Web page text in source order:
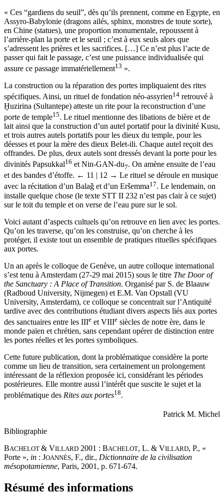
« Ces “gardiens du seuil”, dès qu’ils prennent, comme en Egypte, en
Assyro-Babylonie (dragons ailés, sphinx, monstres de toute sorte),
en Chine (statues), une proportion monumentale, repoussent à
l’arrière-plan la porte et le seuil ; c’est à eux seuls alors que
s’adressent les prières et les sacrifices. […] Ce n’est plus l’acte de
passer qui fait le passage, c’est une puissance individualisée qui
assure ce passage immatériellement13 ».
La construction ou la réparation des portes impliquaient des rites
spécifiques. Ainsi, un rituel de fondation néo-assyrien14 retrouvé à
Ḫuzirina (Sultantepe) atteste un rite pour la reconstruction d’une
porte de temple15. Le rituel mentionne des libations de bière et de
lait ainsi que la construction d’un autel portatif pour la divinité Kusu,
et trois autres autels portatifs pour les dieux du temple, pour les
déesses et pour la mère des dieux Belet-ili. Chaque autel reçoit des
offrandes. De plus, deux autels sont dressés devant la porte pour les
divinités Papsukkal16 et Nin-GAN-du7. On amène ensuite de l’eau
et des bandes d’étoffe. ← 11 | 12 → Le rituel se déroule en musique
avec la récitation d’un Balaǧ et d’un Eršemma17. Le lendemain, on
installe quelque chose (le texte STT II 232 n’est pas clair à ce sujet)
sur le toit du temple et on verse de l’eau pure sur le sol.
Voici autant d’aspects cultuels qu’on retrouve en lien avec les portes.
Qu’on les traverse, qu’on les construise, qu’on cherche à les
protéger, il existe tout un ensemble de pratiques rituelles spécifiques
aux portes.
Un an après le colloque de Genève, un autre colloque international
s’est tenu à Amsterdam (27-29 mai 2015) sous le titre The Door of
the Sanctuary : A Place of Transition. Organisé par S. de Blaauw
(Radboud University, Nijmegen) et E.M. Van Opstall (VU
University, Amsterdam), ce colloque se concentrait sur l’Antiquité
tardive avec des contributions étudiant divers aspects liés aux portes
des sanctuaires entre les IIIe et VIIIe siècles de notre ère, dans le
monde païen et chrétien, sans cependant opérer de distinction entre
les portes réelles et les portes symboliques.
Cette future publication, dont la problématique considère la porte
comme un lieu de transition, sera certainement un prolongement
intéressant de la réflexion proposée ici, considérant les périodes
postérieures. Elle montre aussi l’intérêt que suscite le sujet et la
problématique des Rites aux portes18.
Patrick M. Michel
Bibliographie
BACHELOT & VILLARD 2001 : BACHELOT, L. & VILLARD, P., «
Porte », in : JOANNÈS, F., dir., Dictionnaire de la civilisation
mésopotamienne, Paris, 2001, p. 671-674.
Résumé des informations